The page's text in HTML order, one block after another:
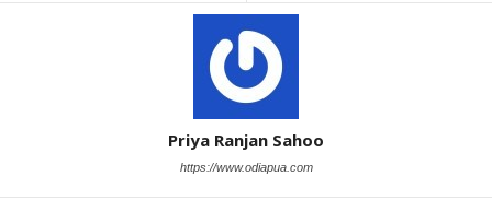
Priya Ranjan Sahoo
https://www.odiapua.com